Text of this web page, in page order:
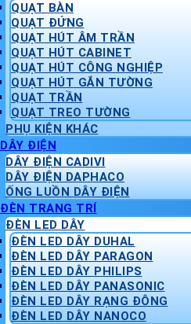
QUẠT BÀN
QUẠT ĐỨNG
QUẠT HÚT ÂM TRẦN
QUẠT HÚT CABINET
QUẠT HÚT CÔNG NGHIỆP
QUẠT HÚT GẮN TƯỜNG
QUẠT TRẦN
QUẠT TREO TƯỜNG
PHỤ KIỆN KHÁC
DÂY ĐIỆN
DÂY ĐIỆN CADIVI
DÂY ĐIỆN DAPHACO
ỐNG LUỒN DÂY ĐIỆN
ĐÈN TRANG TRÍ
ĐÈN LED DÂY
ĐÈN LED DÂY DUHAL
ĐÈN LED DÂY PARAGON
ĐÈN LED DÂY PHILIPS
ĐÈN LED DÂY PANASONIC
ĐÈN LED DÂY RẠNG ĐÔNG
ĐÈN LED DÂY NANOCO